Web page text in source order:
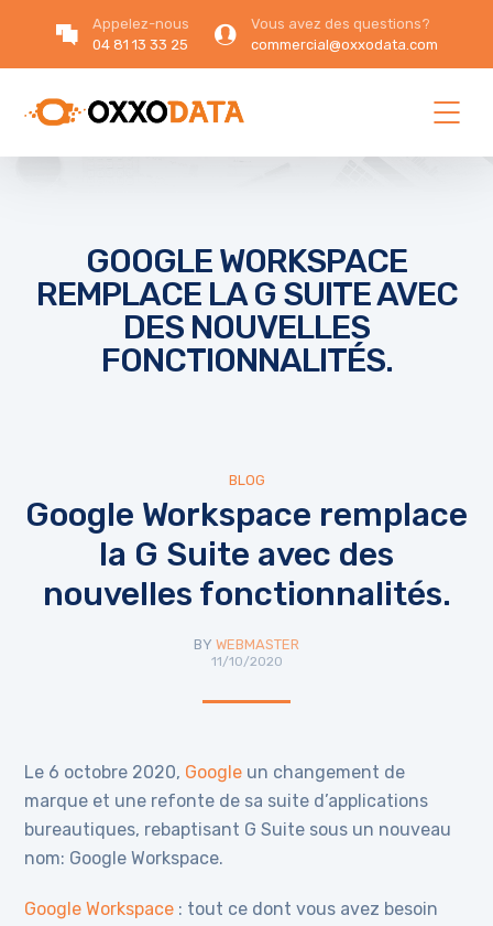
Appelez-nous
04 81 13 33 25
Vous avez des questions?
commercial@oxxodata.com
GOOGLE WORKSPACE
REMPLACE LA G SUITE AVEC
DES NOUVELLES
FONCTIONNALITÉS.
BLOG
Google Workspace remplace
la G Suite avec des
nouvelles fonctionnalités.
BY WEBMASTER
11/10/2020
Le 6 octobre 2020, Google un changement de
marque et une refonte de sa suite d’applications
bureautiques, rebaptisant G Suite sous un nouveau
nom: Google Workspace.
Google Workspace : tout ce dont vous avez besoin